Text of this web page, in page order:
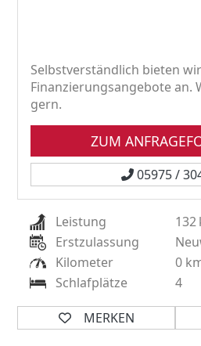
Selbstverständlich bieten
Finanzierungsangebote an.
gern.
ZUM
05975 /
Leistung 132
Erstzulassung
Kilometer
0
Schlafplätze
4
MERKEN